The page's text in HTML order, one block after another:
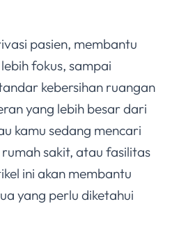
pasien, membantu
fokus, sampai
kebersihan ruangan
yang lebih besar dari
kamu sedang mencari
sakit, atau fasilitas
ini akan membantu
yang perlu diketahui